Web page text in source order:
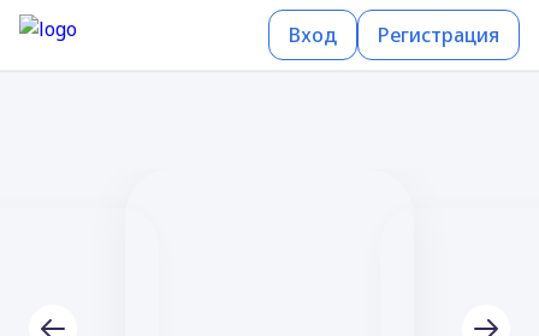
Вход Регистрация